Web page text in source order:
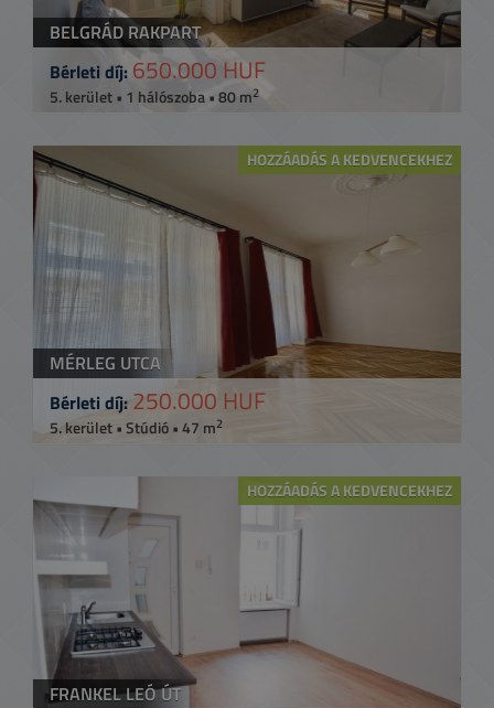
BELGRÁD RAKPART
Bérleti díj: 650.000 HUF
5. kerület • 1 hálószoba • 80 m2
HOZZÁADÁS A KEDVENCEKHEZ
MÉRLEG UTCA
Bérleti díj: 250.000 HUF
5. kerület • Stúdió • 47 m2
HOZZÁADÁS A KEDVENCEKHEZ
FRANKEL LEÓ ÚT